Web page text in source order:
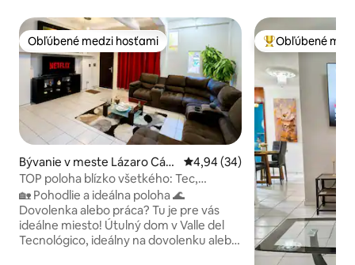
Obľúbené medzi hosťami
Obľúbené medzi hosťami
Bývanie v meste Lázaro Cárd
enas
Priemerné ohodnotenie 4,94
4,94 (34)
TOP poloha blízko všetkého: Tec,
námestia a pláž
🏡 Pohodlie a ideálna poloha 🌊
Dovolenka alebo práca? Tu je pre vás
ideálne miesto! Útulný dom v Valle del
Tecnológico, ideálny na dovolenku alebo
Najobľúbenejšie
Obľúbené